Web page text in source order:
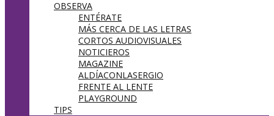
OBSERVA
ENTÉRATE
MÁS CERCA DE LAS LETRAS
CORTOS AUDIOVISUALES
NOTICIEROS
MAGAZINE
ALDÍACONLASERGIO
FRENTE AL LENTE
PLAYGROUND
TIPS